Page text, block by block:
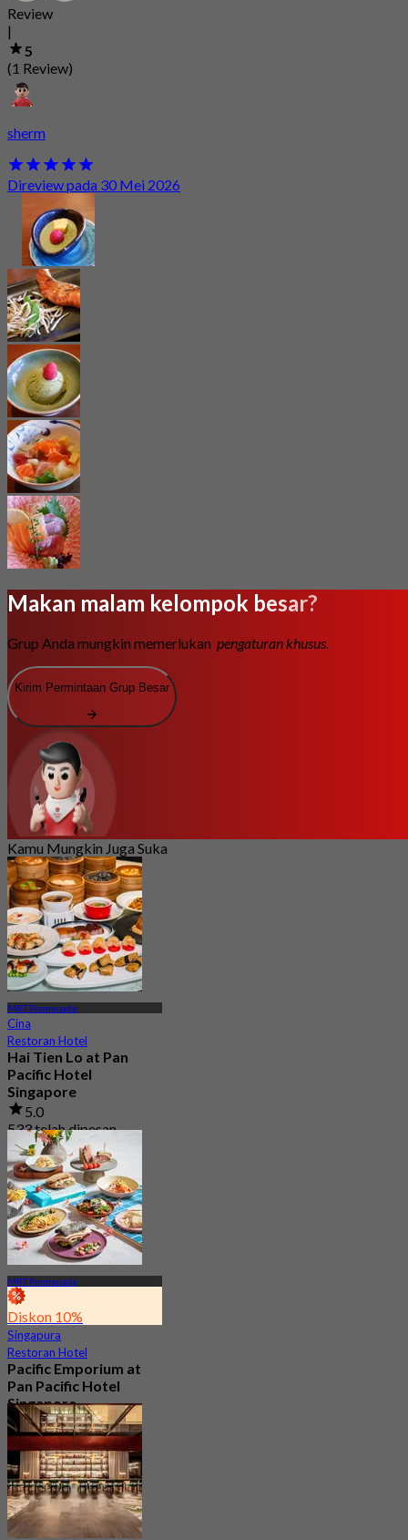
Review
|
5
(1 Review)
sherm
Direview pada 30 Mei 2026
Makan malam kelompok besar?
Grup Anda mungkin memerlukan pengaturan khusus.
Kirim Permintaan Grup Besar
Kamu Mungkin Juga Suka
MRT Promenade
Cina
Restoran Hotel
Hai Tien Lo at Pan
Pacific Hotel
Singapore
5.0
533 telah dipesan
DariS$ 69.05
MRT Promenade
Diskon 10%
Singapura
Restoran Hotel
Pacific Emporium at
Pan Pacific Hotel
Singapore
Baru
4.2
DariS$ 32.35